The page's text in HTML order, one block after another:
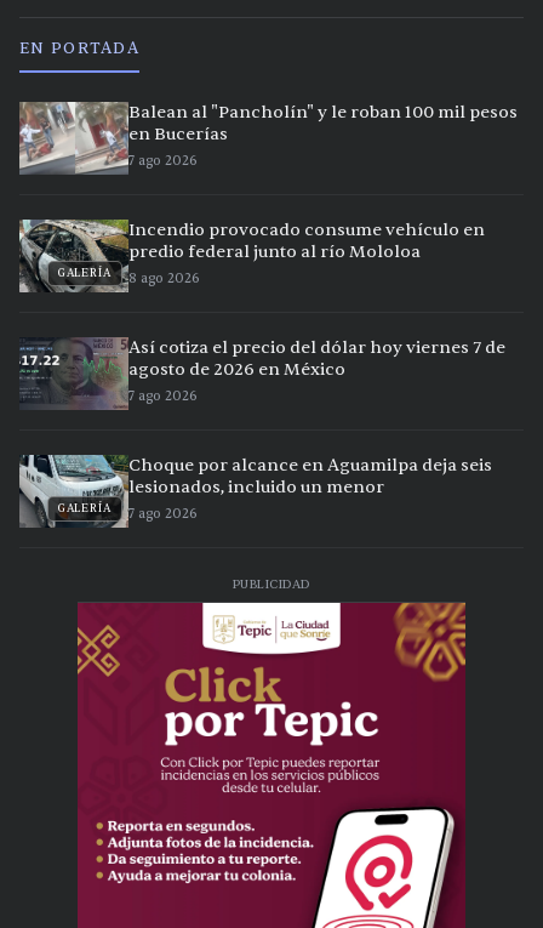
EN PORTADA
Balean al "Pancholín" y le roban 100 mil pesos
en Bucerías
7 ago 2026
GALERÍA
Incendio provocado consume vehículo en
predio federal junto al río Mololoa
8 ago 2026
Así cotiza el precio del dólar hoy viernes 7 de
agosto de 2026 en México
7 ago 2026
GALERÍA
Choque por alcance en Aguamilpa deja seis
lesionados, incluido un menor
7 ago 2026
PUBLICIDAD